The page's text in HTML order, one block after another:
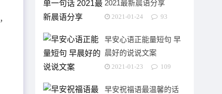
2021最新晨语分享
2021-01-24 93
早安心语正能量短句 早
晨好的说说文案
2021-01-23 109
早安祝福语最温馨的话